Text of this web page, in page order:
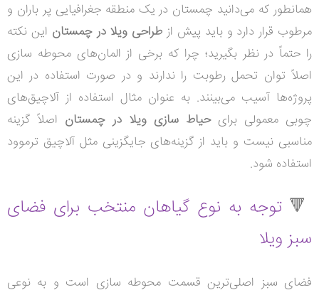
همانطور که می‌دانید چمستان در یک منطقه جغرافیایی پر باران و
مرطوب قرار دارد و باید پیش از طراحی ویلا در چمستان این نکته
را حتماً در نظر بگیرید؛ چرا که برخی از المان‌های محوطه سازی
اصلاً توان تحمل رطوبت را ندارند و در صورت استفاده در این
پروژه‌ها آسیب می‌بینند. به عنوان مثال استفاده از آلاچیق‌های
چوبی معمولی برایحیاط سازی ویلا در چمستان اصلاً گزینه
مناسبی نیست و باید از گزینه‌های جایگزینی مثل آلاچیق ترموود
استفاده شود.
🔻 توجه به نوع گیاهان منتخب برای فضای
سبز ویلا
فضای سبز اصلی‌ترین قسمت محوطه سازی است و به نوعی